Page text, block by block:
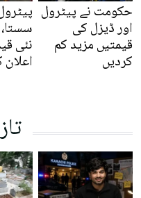
حکومت نے پیٹرول
اور ڈیزل کی
قیمتیں مزید کم
کردیں
نئی
اعلان